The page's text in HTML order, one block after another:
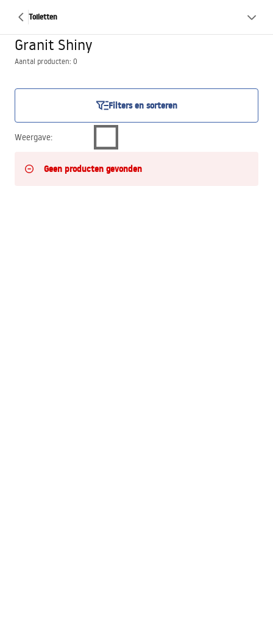
Toiletten
Granit Shiny
Aantal producten: 0
Filters en sorteren
Weergave:
Geen producten gevonden